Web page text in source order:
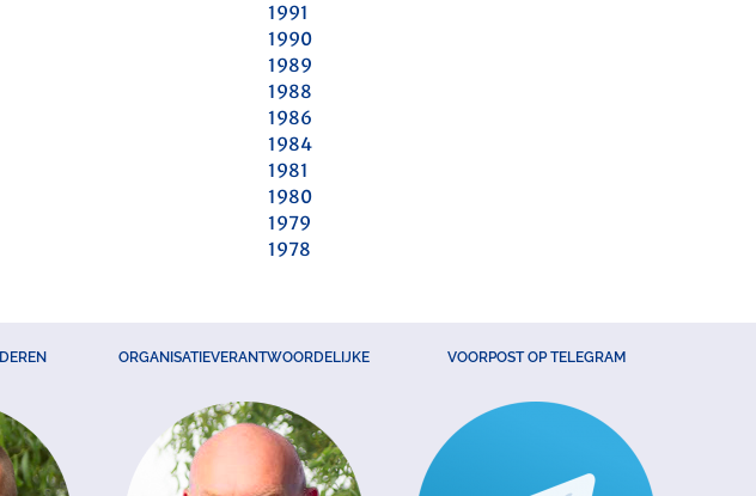
1991
1990
1989
1988
1986
1984
1981
1980
1979
1978
ORGANISATIEVERANTWOORDELIJKE VOORPOST OP TELEGRAM